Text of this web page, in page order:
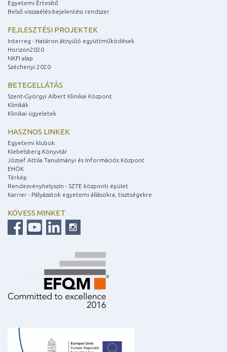
Egyetemi Értesítő
Belső visszaélés-bejelentési rendszer
FEJLESZTÉSI PROJEKTEK
Interreg - Határon átnyúló együttműködések
Horizon2020
NKFI alap
Széchenyi 2020
BETEGELLÁTÁS
Szent-Györgyi Albert Klinikai Központ
Klinikák
Klinikai ügyeletek
HASZNOS LINKEK
Egyetemi klubok
Klebelsberg Könyvtár
József Attila Tanulmányi és Információs Központ
EHÖK
Térkép
Rendezvényhelyszín - SZTE központi épület
Karrier - Pályázatok egyetemi állásokra, tisztségekre
KÖVESS MINKET